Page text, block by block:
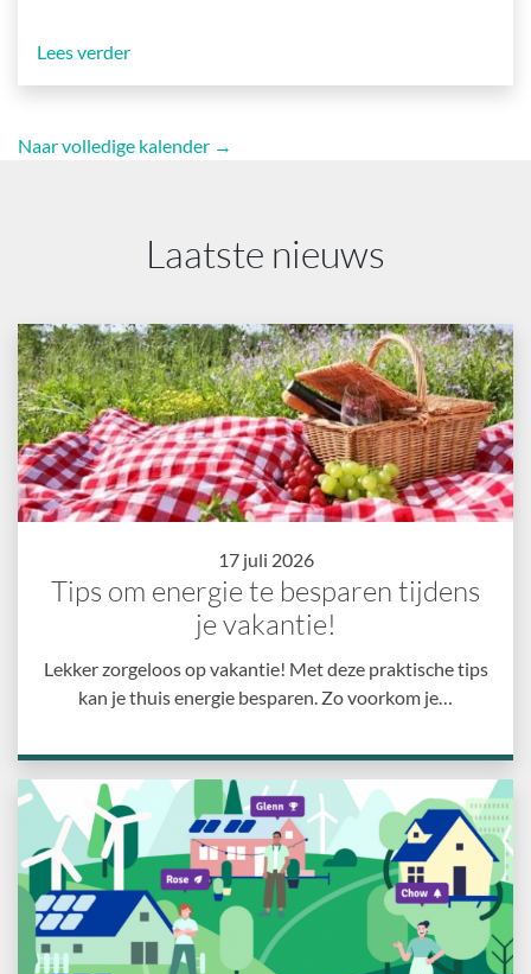
Lees verder
Naar volledige kalender →
Laatste nieuws
17 juli 2026
Tips om energie te besparen tijdens
je vakantie!
Lekker zorgeloos op vakantie! Met deze praktische tips
kan je thuis energie besparen. Zo voorkom je…